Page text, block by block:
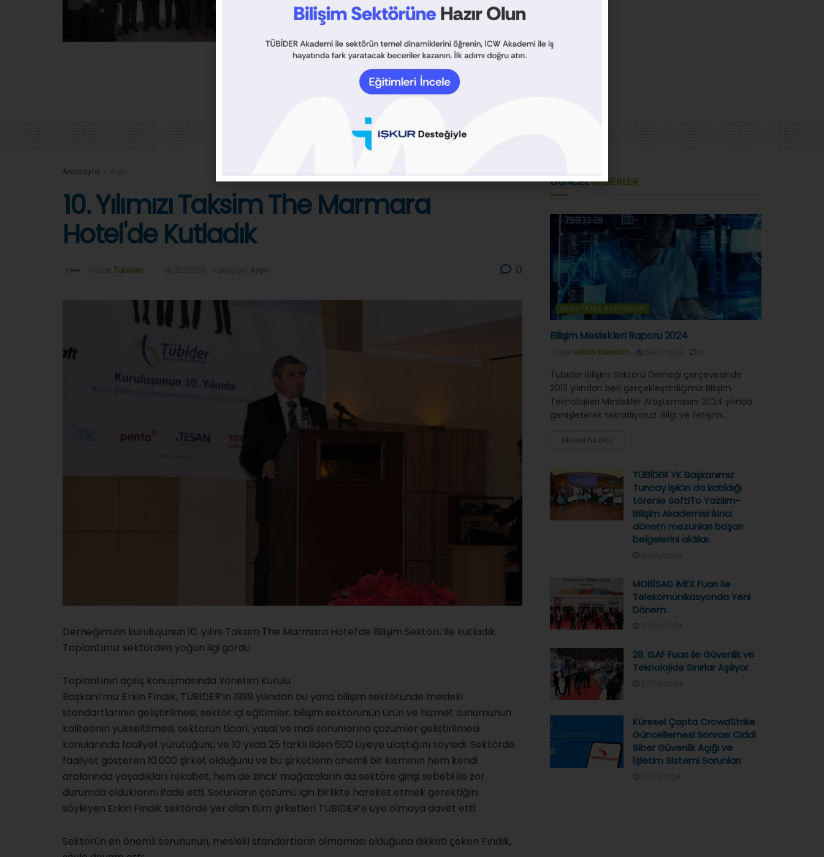
Anasayfa
10. Yılımızı Taksim The Marmara
Hotel'de Kutladık
Tübider 0
Derneğimizin kuruluşunun 10. yılını Taksim The Marmara Hotel’de Bilişim Sektörü ile kutladık.
Toplantımız sektörden yoğun ilgi gördü.
Toplantının açılış konuşmasında Yönetim Kurulu
Başkanı’mız Erkin Fındık, TÜBİDER’in 1999 yılından bu yana bilişim sektöründe mesleki
standartlarının geliştirilmesi, sektör içi eğitimler, bilişim sektörünün ürün ve hizmet sunumunun
kalitesinin yükseltilmesi, sektörün ticari, yasal ve mali sorunlarına çözümler geliştirilmesi
konularında faaliyet yürütüğünü ve 10 yılda 25 farklı ilden 600 üyeye ulaştığını söyledi. Sektörde
faaliyet gösteren 10.000 şirket olduğunu ve bu şirketlerin önemli bir kısmının hem kendi
aralarında yaşadıkları rekabet, hem de zincir mağazaların da sektöre girişi sebebi ile zor
durumda olduklarını ifade etti. Sorunların çözümü için birlikte hareket etmek gerektiğini
söyleyen Erkin Fındık sektörde yer alan tüm şirketleri TÜBİDER’e üye olmaya davet etti.
Sektörün en önemli sorununun, mesleki standartların olmaması olduğuna dikkati çeken Fındık,
GÜNCELHABERLER
ARAŞTIRMA RAPORLARI
Bilişim Meslekleri Raporu 2024
HAKAN KARADAYI
Tübider Bilişim Sektörü Derneği çerçevesinde
2013 yılından beri gerçekleştirdiğimiz Bilişim
Teknolojileri Meslekler Araştırmasını 2024 yılında
genişleterek tekrarlıyoruz. Bilgi ve İletişim...
DEVAMINI OKU
TÜBİDER YK Başkanımız
Tuncay Işık’ın da katıldığı
törenle SoftITo Yazılım-
Bilişim Akademisi ikinci
dönem mezunları başarı
belgelerini aldılar.
MOBİSAD IMEX Fuarı ile
Telekomünikasyonda Yeni
Dönem
28. ISAF Fuarı ile Güvenlik ve
Teknolojide Sınırlar Aşılıyor
Küresel Çapta CrowdStrike
Güncellemesi Sonrası Ciddi
Siber Güvenlik Açığı ve
İşletim Sistemi Sorunları